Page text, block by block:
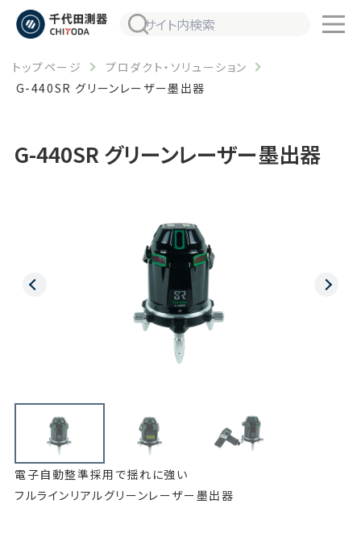
トップページ
プロダクト・ソリューション
G-440SR グリーンレーザー墨出器
G-440SR グリーンレーザー墨出器
電子自動整準採用で揺れに強い
フルラインリアルグリーンレーザー墨出器